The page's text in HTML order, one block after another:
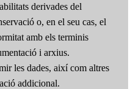
derivades del
o, en el seu cas, el
amb els terminis
i arxius.
les dades, així com altres
addicional.